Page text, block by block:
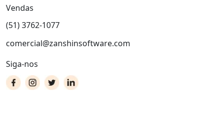
Vendas
(51) 3762-1077
comercial@zanshinsoftware.com
Siga-nos